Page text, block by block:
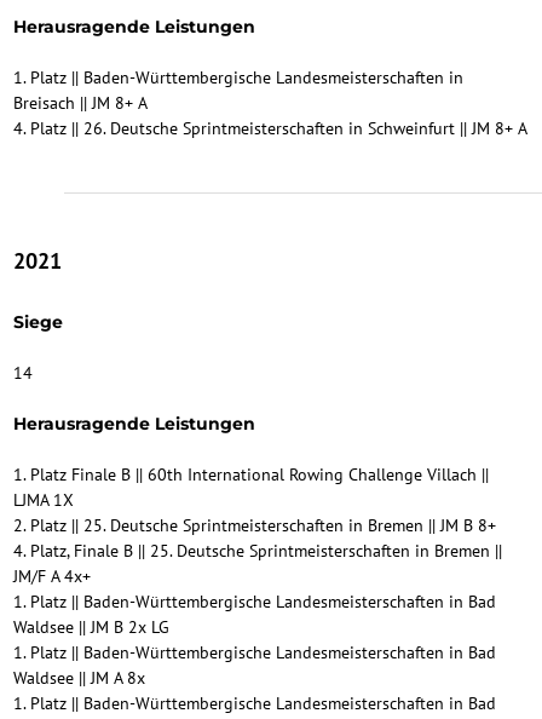
Herausragende Leistungen
1. Platz || Baden-Württembergische Landesmeisterschaften in
Breisach || JM 8+ A
4. Platz || 26. Deutsche Sprintmeisterschaften in Schweinfurt || JM 8+ A
2021
Siege
14
Herausragende Leistungen
1. Platz Finale B || 60th International Rowing Challenge Villach ||
LJMA 1X
2. Platz || 25. Deutsche Sprintmeisterschaften in Bremen || JM B 8+
4. Platz, Finale B || 25. Deutsche Sprintmeisterschaften in Bremen ||
JM/F A 4x+
1. Platz || Baden-Württembergische Landesmeisterschaften in Bad
Waldsee || JM B 2x LG
1. Platz || Baden-Württembergische Landesmeisterschaften in Bad
Waldsee || JM A 8x
1. Platz || Baden-Württembergische Landesmeisterschaften in Bad